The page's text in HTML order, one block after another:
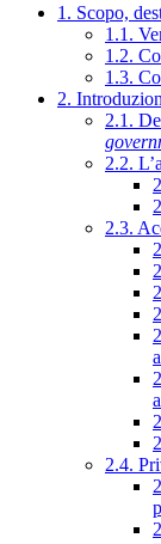
1. Scopo,
1.1.
1.2.
1.3.
2.
2.1.
2.2.
2.3.
2.4.